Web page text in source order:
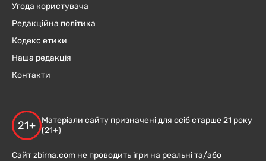
Угода користувача
Редакційна політика
Кодекс етики
Наша редакція
Контакти
21+
Матеріали сайту призначені для осіб старше 21 року
(21+)
Сайт zbirna.com не проводить ігри на реальні та/або